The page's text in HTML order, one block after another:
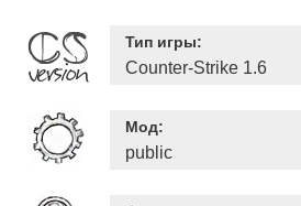
Тип игры:
Counter-Strike 1.6
Мод:
public